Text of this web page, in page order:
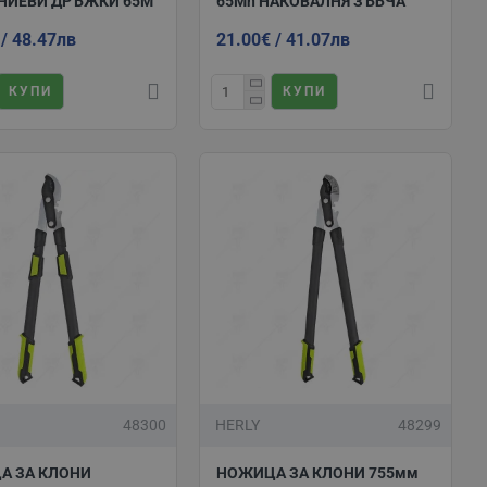
да се
свържете с нашия екип.
48.47лв
КУПИ
21.00€ / 41.07лв
КУПИ
48300
ЗА КЛОНИ
HERLY 48299
НОЖИЦА ЗА КЛОНИ 755мм